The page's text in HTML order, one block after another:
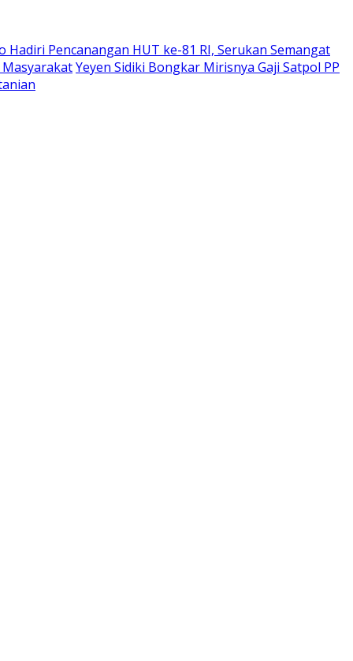
Hadiri Pencanangan HUT ke-81 RI, Serukan Semangat
MasyarakatYeyen Sidiki Bongkar Mirisnya Gaji Satpol PP